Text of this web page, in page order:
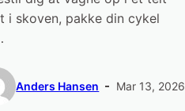
i skoven, pakke din cykel
Anders Hansen Mar 13, 2026